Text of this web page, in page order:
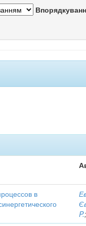
в
P.